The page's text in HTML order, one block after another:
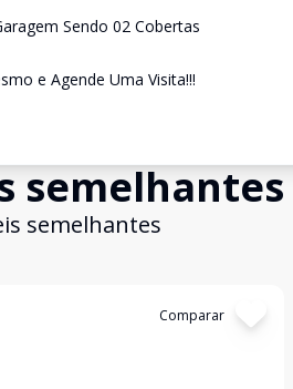
Sendo 02 Cobertas
e Agende Uma Visita!!!
semelhantes
semelhantes
Comparar